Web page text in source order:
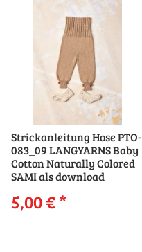
Strickanleitung Hose PTO-
083_09 LANGYARNS Baby
Cotton Naturally Colored
SAMI als download
5,00 €*